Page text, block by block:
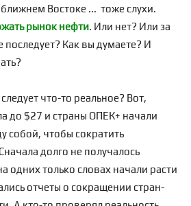
Востоке ... тоже слухи.
рынок нефти. Или нет? Или за
последует? Как вы думаете? И
что-то реальное? Вот,
до $27 и страны ОПЕК+ начали
собой, чтобы сократить
долго не получалось
одних только словах начали расти
отчеты о сокращении стран-